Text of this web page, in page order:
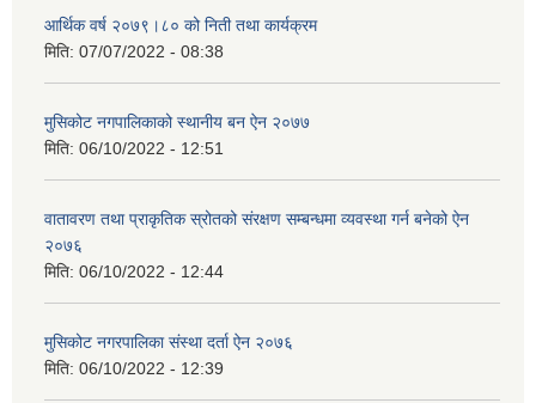
आर्थिक वर्ष २०७९।८० को निती तथा कार्यक्रम
मिति: 07/07/2022 - 08:38
मुसिकोट नगपालिकाको स्थानीय बन ऐन २०७७
मिति: 06/10/2022 - 12:51
वातावरण तथा प्राकृतिक स्रोतको संरक्षण सम्बन्धमा व्यवस्था गर्न बनेको ऐन
२०७६
मिति: 06/10/2022 - 12:44
मुसिकोट नगरपालिका संस्था दर्ता ऐन २०७६
मिति: 06/10/2022 - 12:39